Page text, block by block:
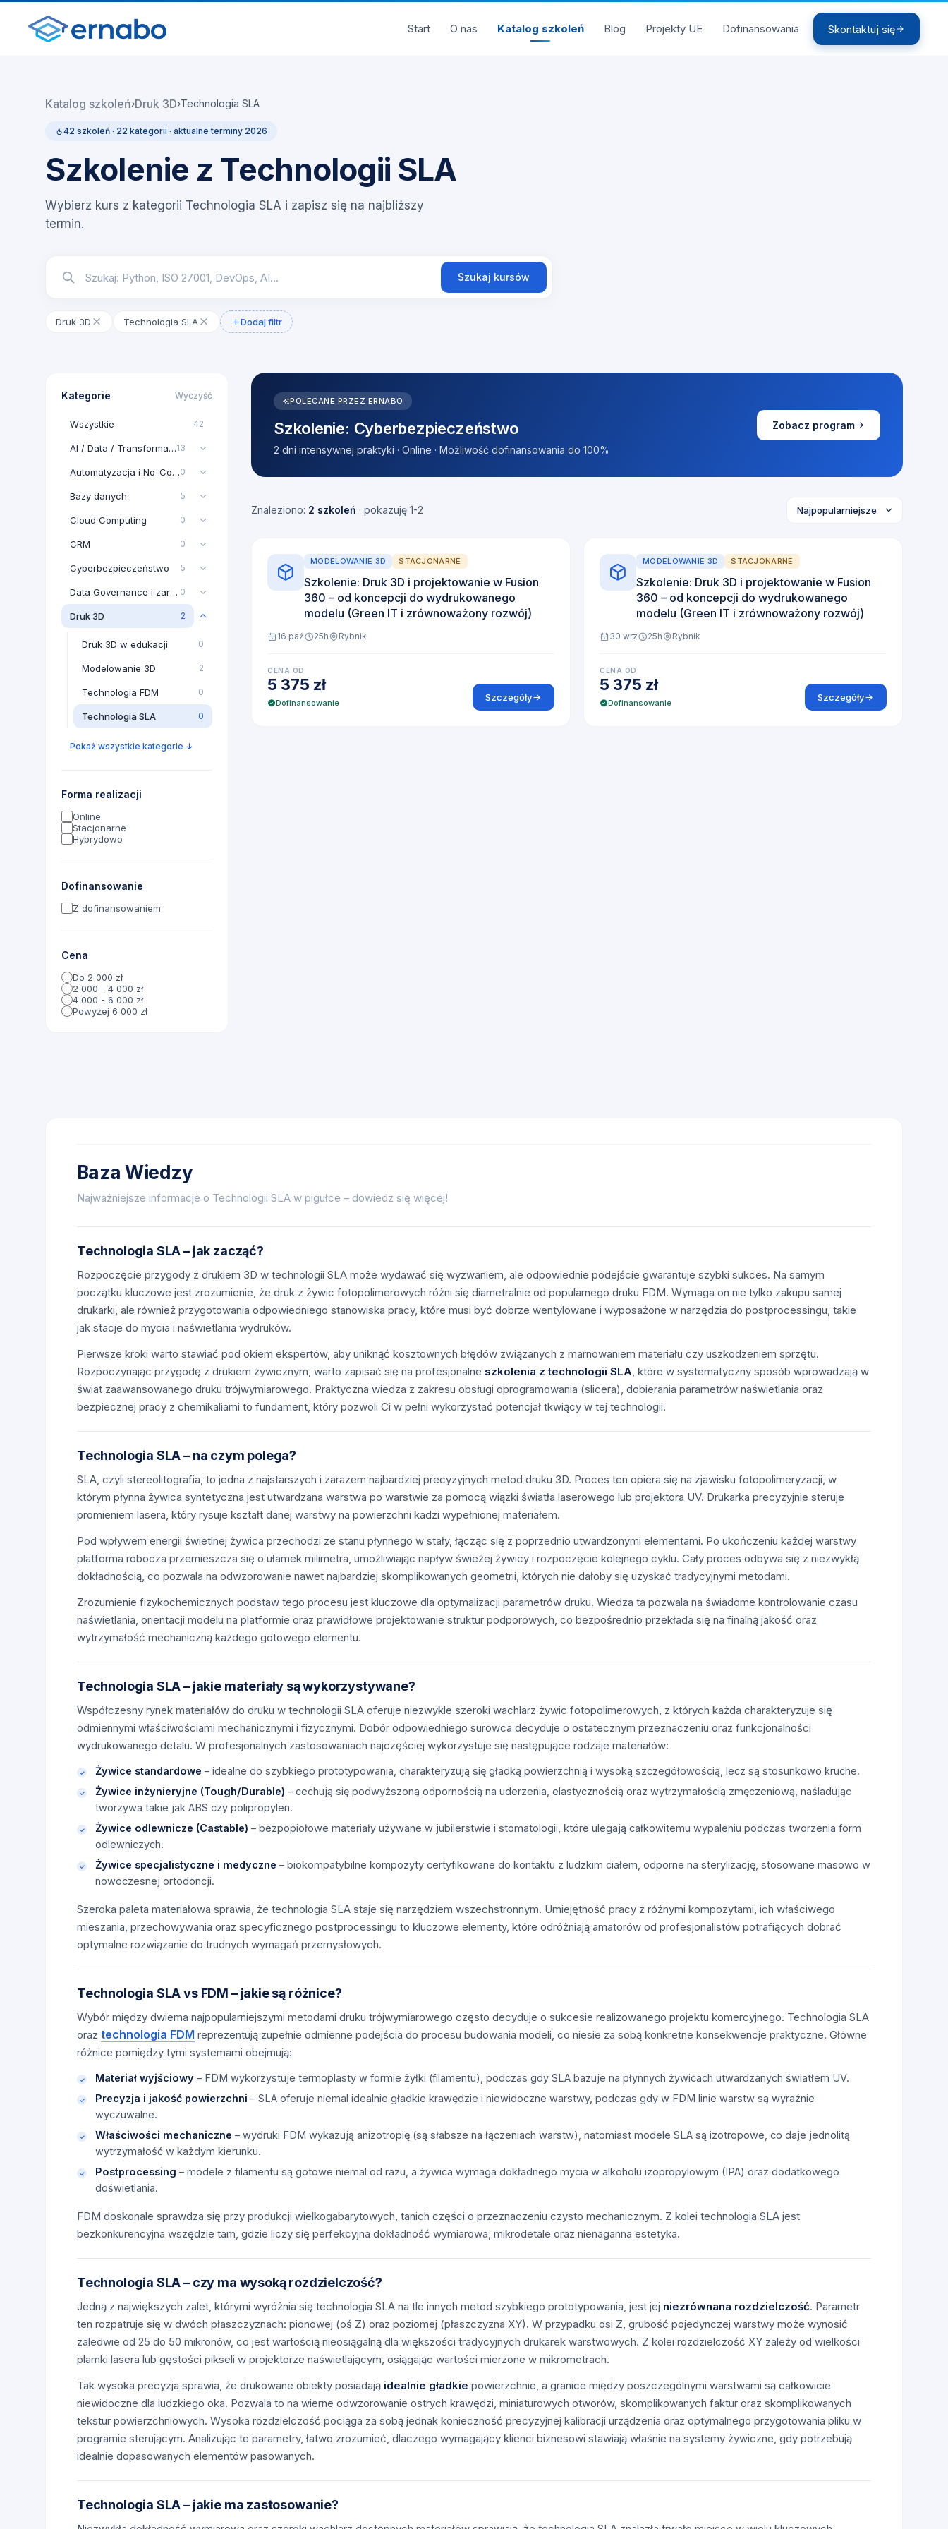
Start O nas Katalog szkoleń Blog Projekty UE Dofinansowania Skontaktuj się
Katalog szkoleń›Druk 3D›Technologia SLA
42 szkoleń · 22 kategorii · aktualne terminy 2026
Szkolenie z Technologii SLA
Wybierz kurs z kategorii Technologia SLA i zapisz się na najbliższy
termin.
Szukaj kursów
Druk 3D Technologia SLA Dodaj filtr
Kategorie Wyczyść
Wszystkie 42
AI / Data / Transformacja AI13
Automatyzacja i No-Code0
Bazy danych 5
Cloud Computing 0
CRM 0
Cyberbezpieczeństwo 5
Data Governance i zarządzanie danymi 0
Druk 3D 2
Druk 3D w edukacji 0
Modelowanie 3D 2
Technologia FDM 0
Technologia SLA 0
Pokaż wszystkie kategorie ↓
Forma realizacji
Online
Stacjonarne
Hybrydowo
Dofinansowanie
Z dofinansowaniem
Cena
Do 2 000 zł
2 000 - 4 000 zł
4 000 - 6 000 zł
Powyżej 6 000 zł
POLECANE PRZEZ ERNABO
Szkolenie: Cyberbezpieczeństwo
2 dni intensywnej praktyki · Online · Możliwość dofinansowania do 100%
Zobacz program
Znaleziono: 2 szkoleń · pokazuję 1-2
MODELOWANIE 3D STACJONARNE
Szkolenie: Druk 3D i projektowanie w Fusion
360 – od koncepcji do wydrukowanego
modelu (Green IT i zrównoważony rozwój)
16 paź 25h Rybnik
CENA OD
5 375 zł
Dofinansowanie Szczegóły
MODELOWANIE 3D STACJONARNE
Szkolenie: Druk 3D i projektowanie w Fusion
360 – od koncepcji do wydrukowanego
modelu (Green IT i zrównoważony rozwój)
30 wrz 25h Rybnik
CENA OD
5 375 zł
Dofinansowanie Szczegóły
Baza Wiedzy
Najważniejsze informacje o Technologii SLA w pigułce – dowiedz się więcej!
Technologia SLA – jak zacząć?
Rozpoczęcie przygody z drukiem 3D w technologii SLA może wydawać się wyzwaniem, ale odpowiednie podejście gwarantuje szybki sukces. Na samym
początku kluczowe jest zrozumienie, że druk z żywic fotopolimerowych różni się diametralnie od popularnego druku FDM. Wymaga on nie tylko zakupu samej
drukarki, ale również przygotowania odpowiedniego stanowiska pracy, które musi być dobrze wentylowane i wyposażone w narzędzia do postprocessingu, takie
jak stacje do mycia i naświetlania wydruków.
Pierwsze kroki warto stawiać pod okiem ekspertów, aby uniknąć kosztownych błędów związanych z marnowaniem materiału czy uszkodzeniem sprzętu.
Rozpoczynając przygodę z drukiem żywicznym, warto zapisać się na profesjonalne szkolenia z technologii SLA, które w systematyczny sposób wprowadzają w
świat zaawansowanego druku trójwymiarowego. Praktyczna wiedza z zakresu obsługi oprogramowania (slicera), dobierania parametrów naświetlania oraz
bezpiecznej pracy z chemikaliami to fundament, który pozwoli Ci w pełni wykorzystać potencjał tkwiący w tej technologii.
Technologia SLA – na czym polega?
SLA, czyli stereolitografia, to jedna z najstarszych i zarazem najbardziej precyzyjnych metod druku 3D. Proces ten opiera się na zjawisku fotopolimeryzacji, w
którym płynna żywica syntetyczna jest utwardzana warstwa po warstwie za pomocą wiązki światła laserowego lub projektora UV. Drukarka precyzyjnie steruje
promieniem lasera, który rysuje kształt danej warstwy na powierzchni kadzi wypełnionej materiałem.
Pod wpływem energii świetlnej żywica przechodzi ze stanu płynnego w stały, łącząc się z poprzednio utwardzonymi elementami. Po ukończeniu każdej warstwy
platforma robocza przemieszcza się o ułamek milimetra, umożliwiając napływ świeżej żywicy i rozpoczęcie kolejnego cyklu. Cały proces odbywa się z niezwykłą
dokładnością, co pozwala na odwzorowanie nawet najbardziej skomplikowanych geometrii, których nie dałoby się uzyskać tradycyjnymi metodami.
Zrozumienie fizykochemicznych podstaw tego procesu jest kluczowe dla optymalizacji parametrów druku. Wiedza ta pozwala na świadome kontrolowanie czasu
naświetlania, orientacji modelu na platformie oraz prawidłowe projektowanie struktur podporowych, co bezpośrednio przekłada się na finalną jakość oraz
wytrzymałość mechaniczną każdego gotowego elementu.
Technologia SLA – jakie materiały są wykorzystywane?
Współczesny rynek materiałów do druku w technologii SLA oferuje niezwykle szeroki wachlarz żywic fotopolimerowych, z których każda charakteryzuje się
odmiennymi właściwościami mechanicznymi i fizycznymi. Dobór odpowiedniego surowca decyduje o ostatecznym przeznaczeniu oraz funkcjonalności
wydrukowanego detalu. W profesjonalnych zastosowaniach najczęściej wykorzystuje się następujące rodzaje materiałów:
Żywice standardowe – idealne do szybkiego prototypowania, charakteryzują się gładką powierzchnią i wysoką szczegółowością, lecz są stosunkowo kruche.
Żywice inżynieryjne (Tough/Durable) – cechują się podwyższoną odpornością na uderzenia, elastycznością oraz wytrzymałością zmęczeniową, naśladując
tworzywa takie jak ABS czy polipropylen.
Żywice odlewnicze (Castable) – bezpopiołowe materiały używane w jubilerstwie i stomatologii, które ulegają całkowitemu wypaleniu podczas tworzenia form
odlewniczych.
Żywice specjalistyczne i medyczne – biokompatybilne kompozyty certyfikowane do kontaktu z ludzkim ciałem, odporne na sterylizację, stosowane masowo w
nowoczesnej ortodoncji.
Szeroka paleta materiałowa sprawia, że technologia SLA staje się narzędziem wszechstronnym. Umiejętność pracy z różnymi kompozytami, ich właściwego
mieszania, przechowywania oraz specyficznego postprocessingu to kluczowe elementy, które odróżniają amatorów od profesjonalistów potrafiących dobrać
optymalne rozwiązanie do trudnych wymagań przemysłowych.
Technologia SLA vs FDM – jakie są różnice?
Wybór między dwiema najpopularniejszymi metodami druku trójwymiarowego często decyduje o sukcesie realizowanego projektu komercyjnego. Technologia SLA
oraz technologia FDM reprezentują zupełnie odmienne podejścia do procesu budowania modeli, co niesie za sobą konkretne konsekwencje praktyczne. Główne
różnice pomiędzy tymi systemami obejmują:
Materiał wyjściowy – FDM wykorzystuje termoplasty w formie żyłki (filamentu), podczas gdy SLA bazuje na płynnych żywicach utwardzanych światłem UV.
Precyzja i jakość powierzchni – SLA oferuje niemal idealnie gładkie krawędzie i niewidoczne warstwy, podczas gdy w FDM linie warstw są wyraźnie
wyczuwalne.
Właściwości mechaniczne – wydruki FDM wykazują anizotropię (są słabsze na łączeniach warstw), natomiast modele SLA są izotropowe, co daje jednolitą
wytrzymałość w każdym kierunku.
Postprocessing – modele z filamentu są gotowe niemal od razu, a żywica wymaga dokładnego mycia w alkoholu izopropylowym (IPA) oraz dodatkowego
doświetlania.
FDM doskonale sprawdza się przy produkcji wielkogabarytowych, tanich części o przeznaczeniu czysto mechanicznym. Z kolei technologia SLA jest
bezkonkurencyjna wszędzie tam, gdzie liczy się perfekcyjna dokładność wymiarowa, mikrodetale oraz nienaganna estetyka.
Technologia SLA – czy ma wysoką rozdzielczość?
Jedną z największych zalet, którymi wyróżnia się technologia SLA na tle innych metod szybkiego prototypowania, jest jej niezrównana rozdzielczość. Parametr
ten rozpatruje się w dwóch płaszczyznach: pionowej (oś Z) oraz poziomej (płaszczyzna XY). W przypadku osi Z, grubość pojedynczej warstwy może wynosić
zaledwie od 25 do 50 mikronów, co jest wartością nieosiągalną dla większości tradycyjnych drukarek warstwowych. Z kolei rozdzielczość XY zależy od wielkości
plamki lasera lub gęstości pikseli w projektorze naświetlającym, osiągając wartości mierzone w mikrometrach.
Tak wysoka precyzja sprawia, że drukowane obiekty posiadają idealnie gładkie powierzchnie, a granice między poszczególnymi warstwami są całkowicie
niewidoczne dla ludzkiego oka. Pozwala to na wierne odwzorowanie ostrych krawędzi, miniaturowych otworów, skomplikowanych faktur oraz skomplikowanych
tekstur powierzchniowych. Wysoka rozdzielczość pociąga za sobą jednak konieczność precyzyjnej kalibracji urządzenia oraz optymalnego przygotowania pliku w
programie sterującym. Analizując te parametry, łatwo zrozumieć, dlaczego wymagający klienci biznesowi stawiają właśnie na systemy żywiczne, gdy potrzebują
idealnie dopasowanych elementów pasowanych.
Technologia SLA – jakie ma zastosowanie?